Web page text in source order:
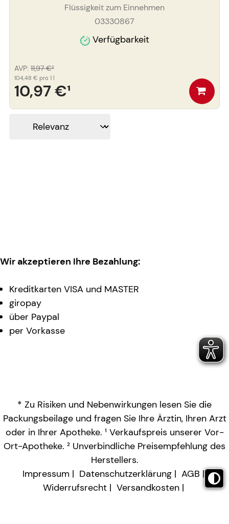
Flüssigkeit zum Einnehmen
03330867
Verfügbarkeit
10,97 €¹
AVP: 11,97 €²
104,48 € pro 1 l
Wir akzeptieren Ihre Bezahlung:
Kreditkarten VISA und MASTER
giropay
über Paypal
per Vorkasse
* Zu Risiken und Nebenwirkungen lesen Sie die
Packungsbeilage und fragen Sie Ihre Ärztin, Ihren Arzt
oder in Ihrer Apotheke. ¹ Verkaufspreis unserer Vor-
Ort-Apotheke. ² Unverbindliche Preisempfehlung des
Herstellers.
Impressum
Datenschutzerklärung
AGB
Widerrufsrecht
Versandkosten